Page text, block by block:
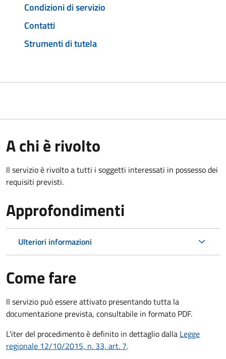
Condizioni di servizio
Contatti
Strumenti di tutela
A chi è rivolto
Il servizio è rivolto a tutti i soggetti interessati in possesso dei
requisiti previsti.
Approfondimenti
Ulteriori informazioni
Come fare
Il servizio può essere attivato presentando tutta la
documentazione prevista, consultabile in formato PDF.
L'iter del procedimento è definito in dettaglio dalla Legge
regionale 12/10/2015, n. 33, art. 7.